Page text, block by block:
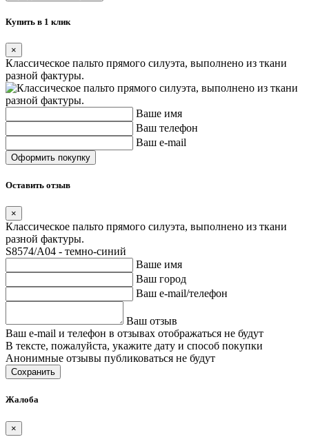
Купить в 1 клик
×
Классическое пальто прямого силуэта, выполнено из ткани
разной фактуры.
Ваше имя
Ваш телефон
Ваш e-mail
Оставить отзыв
×
Классическое пальто прямого силуэта, выполнено из ткани
разной фактуры.
S8574/A04 - темно-синий
Ваше имя
Ваш город
Ваш e-mail/телефон
Ваш отзыв
Ваш e-mail и телефон в отзывах отображаться не будут
В тексте, пожалуйста, укажите дату и способ покупки
Анонимные отзывы публиковаться не будут
Сохранить
Жалоба
×